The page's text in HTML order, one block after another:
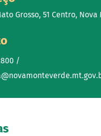
Grosso, 51 Centro,
/